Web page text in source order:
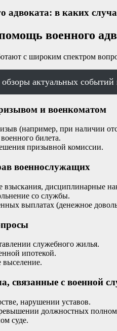
адвоката: в каких
военного
с широким спектром
актуальных
и военкоматом
(например, при наличии
билета.
призывной комиссии.
военнослужащих
дисциплинарные
со службы.
выплатах (денежное
служебного жилья.
ипотекой.
выселение.
связанные с военной
нарушении уставов.
должностных
суде.